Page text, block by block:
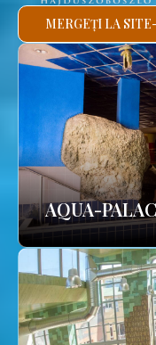
MERGEȚI LA
AQUA-